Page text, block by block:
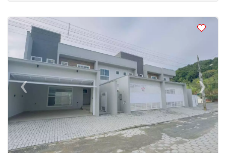
<<<<
‹Previous ›Next